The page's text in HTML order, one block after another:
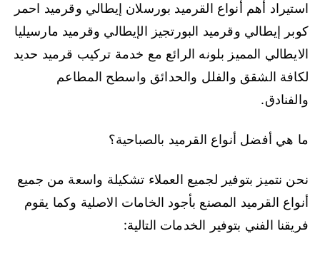
استيراد أهم أنواع القرميد بورسلان إيطالي وقرميد احمر
كوبر إيطالي وقرميد البورتجيز الإيطالي وقرميد مارسيليا
الايطالي المميز بلونه الرائع مع خدمة تركيب قرميد حديد
لكافة الشقق والفلل والحدائق واسطح المطاعم
والفنادق.
ما هي أفضل أنواع القرميد بالصباحية؟
نحن نتميز بتوفير لجميع العملاء تشكيلة واسعة من جميع
أنواع القرميد المصنع بأجود الخامات الاصلية وكما يقوم
فريقنا الفني بتوفير الخدمات التالية: